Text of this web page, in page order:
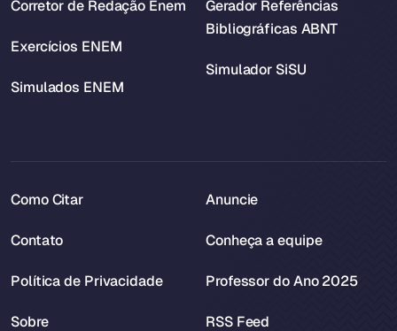
Corretor de Redação Enem
Exercícios ENEM
Simulados ENEM
Gerador Referências
Bibliográficas ABNT
Simulador SiSU
Como Citar
Contato
Política de Privacidade
Sobre
Anuncie
Conheça a equipe
Professor do Ano 2025
RSS Feed